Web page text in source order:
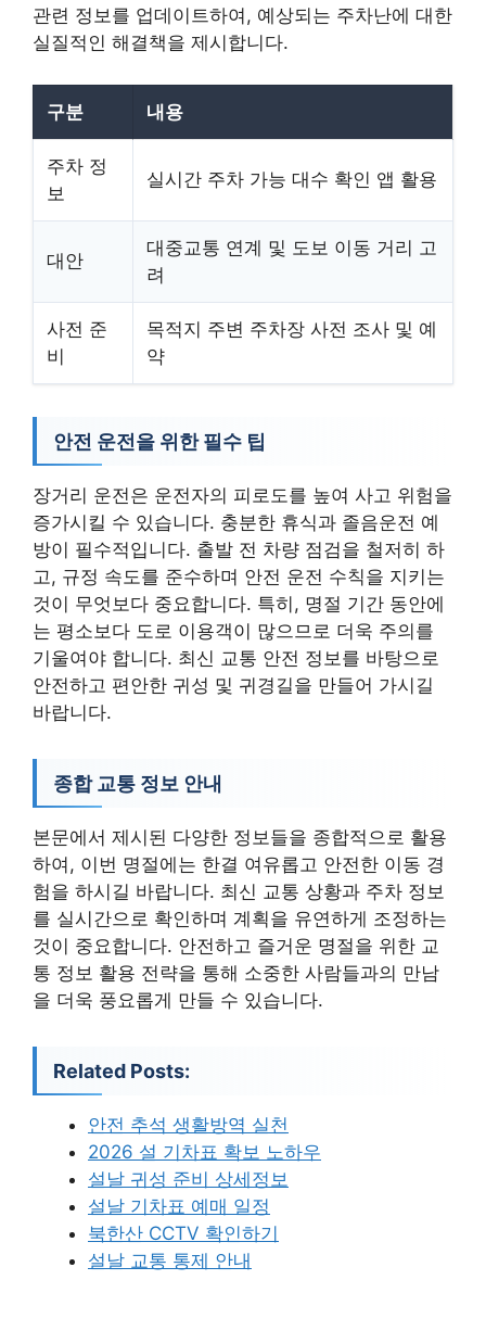
관련 정보를 업데이트하여, 예상되는 주차난에 대한
실질적인 해결책을 제시합니다.
구분 내용
주차 정
보
실시간 주차 가능 대수 확인 앱 활용
대안
대중교통 연계 및 도보 이동 거리 고
려
사전 준
비
목적지 주변 주차장 사전 조사 및 예
약
안전 운전을 위한 필수 팁
장거리 운전은 운전자의 피로도를 높여 사고 위험을
증가시킬 수 있습니다. 충분한 휴식과 졸음운전 예
방이 필수적입니다. 출발 전 차량 점검을 철저히 하
고, 규정 속도를 준수하며 안전 운전 수칙을 지키는
것이 무엇보다 중요합니다. 특히, 명절 기간 동안에
는 평소보다 도로 이용객이 많으므로 더욱 주의를
기울여야 합니다. 최신 교통 안전 정보를 바탕으로
안전하고 편안한 귀성 및 귀경길을 만들어 가시길
바랍니다.
종합 교통 정보 안내
본문에서 제시된 다양한 정보들을 종합적으로 활용
하여, 이번 명절에는 한결 여유롭고 안전한 이동 경
험을 하시길 바랍니다. 최신 교통 상황과 주차 정보
를 실시간으로 확인하며 계획을 유연하게 조정하는
것이 중요합니다. 안전하고 즐거운 명절을 위한 교
통 정보 활용 전략을 통해 소중한 사람들과의 만남
을 더욱 풍요롭게 만들 수 있습니다.
Related Posts:
안전 추석 생활방역 실천
2026 설 기차표 확보 노하우
설날 귀성 준비 상세정보
설날 기차표 예매 일정
북한산 CCTV 확인하기
설날 교통 통제 안내